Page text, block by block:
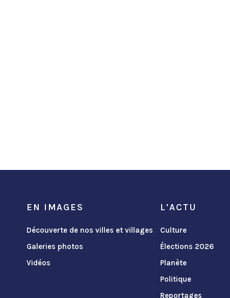
EN IMAGES
Découverte de nos villes et villages
Galeries photos
Vidéos
L'ACTU
Culture
Élections 2026
Planète
Politique
Reportages